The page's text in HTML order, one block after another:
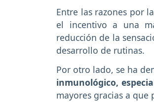
Entre las razones por
el incentivo a una
reducción de la
desarrollo de rutinas.
Por otro lado, se ha
inmunológico,
mayores gracias a que